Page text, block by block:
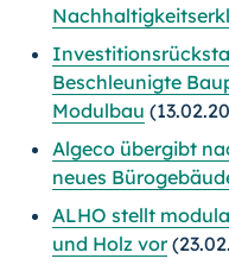
Beschleunigte
Modulbau
Algeco übergibt
neues
ALHO stellt
und Holz vor